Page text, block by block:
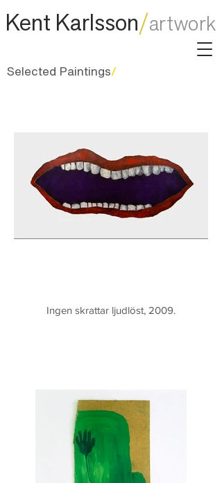
Kent Karlsson/artwork
Selected Paintings/
Ingen skrattar ljudlöst, 2009.